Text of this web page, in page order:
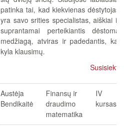
patinka tai, kad kiekvienas dėstytojas
yra savo srities specialistas, aiškiai ir
suprantamai perteikiantis dėstomą
medžiagą, atviras ir padedantis, kai
kyla klausimų.
Susisiekti
Austėja
Bendikaitė
Finansų ir
draudimo
matematika
IV
kursas